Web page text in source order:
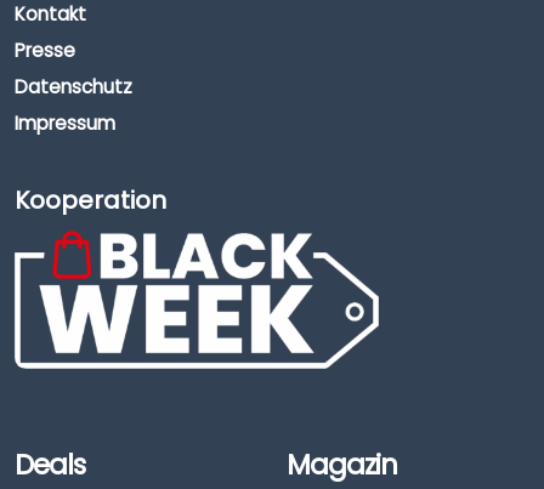
Kontakt
Presse
Datenschutz
Impressum
Kooperation
Deals Magazin